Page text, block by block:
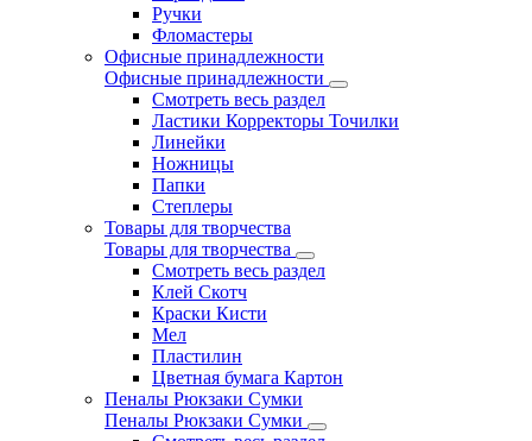
Ручки
Фломастеры
Офисные принадлежности
Офисные принадлежности
Смотреть весь раздел
Ластики Корректоры Точилки
Линейки
Ножницы
Папки
Степлеры
Товары для творчества
Товары для творчества
Смотреть весь раздел
Клей Скотч
Краски Кисти
Мел
Пластилин
Цветная бумага Картон
Пеналы Рюкзаки Сумки
Пеналы Рюкзаки Сумки